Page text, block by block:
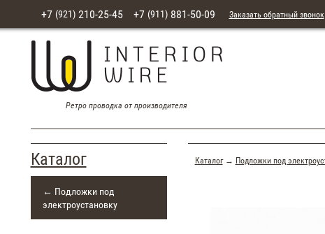
+7 (921)210-25-45 +7 (911)881-50-09 Заказать обратный звонок
Ретро проводка от производителя
Каталог
← Подложки под
электроустановку
Каталог→ Подложки под